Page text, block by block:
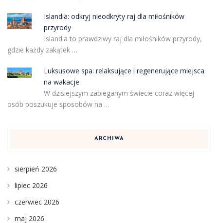
Islandia: odkryj nieodkryty raj dla miłośników
przyrody
Islandia to prawdziwy raj dla miłośników przyrody,
gdzie każdy zakątek …
Luksusowe spa: relaksujące i regenerujące miejsca
na wakacje
W dzisiejszym zabieganym świecie coraz więcej
osób poszukuje sposobów na …
ARCHIWA
sierpień 2026
lipiec 2026
czerwiec 2026
maj 2026